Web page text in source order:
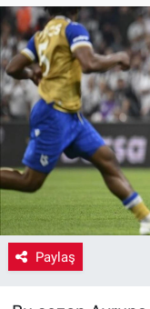
Paylaş
Kültür - Sanat
Yaşam
VEFATLAR